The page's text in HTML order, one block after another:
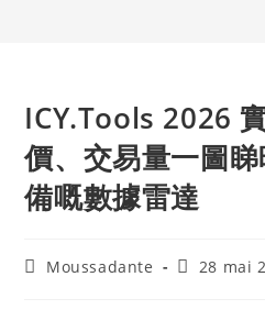
ICY.Tools 2026
價、交易量一圖
備嘅數據雷達
Moussadante 28 mai